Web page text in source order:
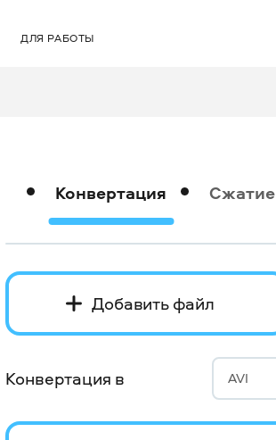
ДЛЯ РАБОТЫ
Конвертация Сжатие
Добавить файл
Конвертация в AVI